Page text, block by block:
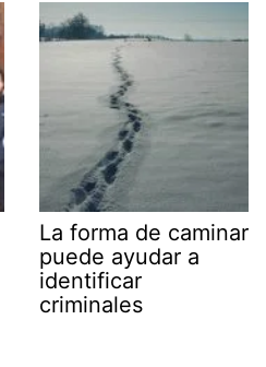
La forma de caminar
puede ayudar a
identificar
criminales